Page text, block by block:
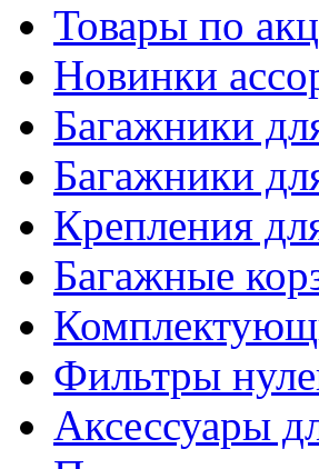
Товары по
Новинки
Багажники
Багажники
Крепления
Багажные
Фильтры
Аксессуары